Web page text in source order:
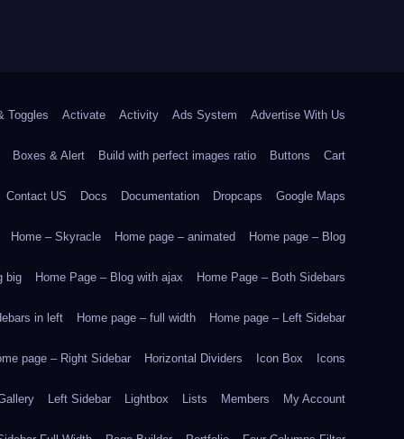
Toggles Activate Activity Ads System Advertise With Us
Boxes & Alert Build with perfect images ratio Buttons Cart
Contact US Docs Documentation Dropcaps Google Maps
Home – Skyracle Home page – animated Home page – Blog
big Home Page – Blog with ajax Home Page – Both Sidebars
in left Home page – full width Home page – Left Sidebar
page – Right Sidebar Horizontal Dividers Icon Box Icons
Left Sidebar Lightbox Lists Members My Account